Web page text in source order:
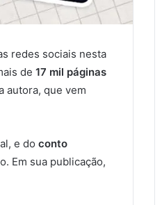
redes sociais nesta
de 17 mil páginas
autora, que vem
e do conto
Em sua publicação,